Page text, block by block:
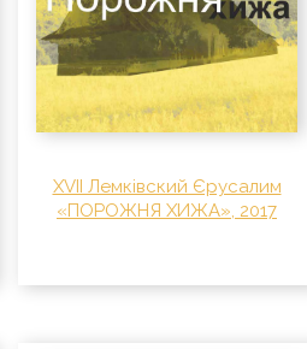
XVII Лемківский Єрусалим
«ПОРОЖНЯ ХИЖА», 2017